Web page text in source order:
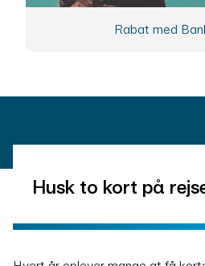
Rabat med
Husk to kort på